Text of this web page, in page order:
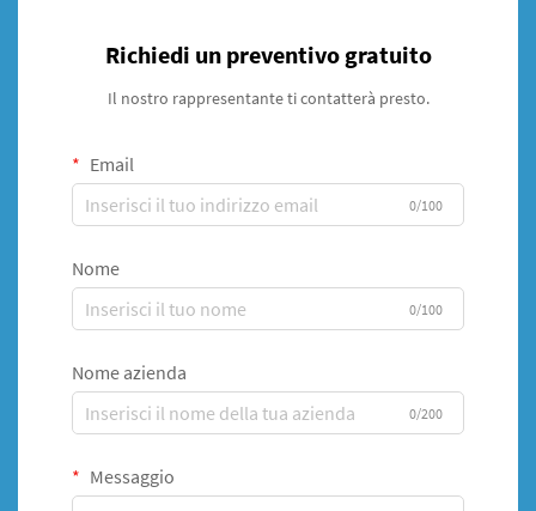
Richiedi un preventivo gratuito
Il nostro rappresentante ti contatterà presto.
Email
0/100
Nome
0/100
Nome azienda
0/200
Messaggio